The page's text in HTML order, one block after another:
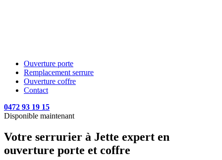
Ouverture porte
Remplacement serrure
Ouverture coffre
Contact
0472 93 19 15
Disponible maintenant
Votre serrurier à Jette expert en
ouverture porte et coffre